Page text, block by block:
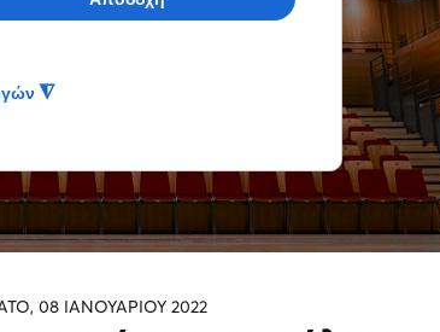
08 ΙΑΝΟΥΑΡΙΟΥ 2022